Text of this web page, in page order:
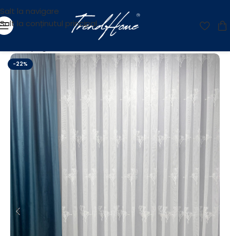
Salt la navigare
Salt la conținutul principal
-22%